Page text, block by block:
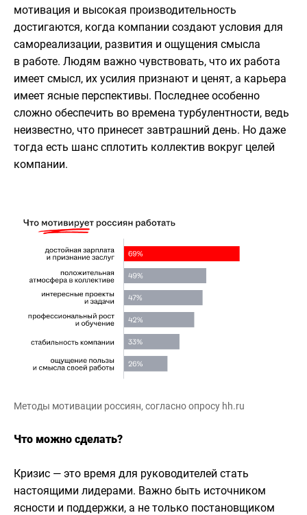
мотивация и высокая производительность
достигаются, когда компании создают условия для
самореализации, развития и ощущения смысла
в работе. Людям важно чувствовать, что их работа
имеет смысл, их усилия признают и ценят, а карьера
имеет ясные перспективы. Последнее особенно
сложно обеспечить во времена турбулентности, ведь
неизвестно, что принесет завтрашний день. Но даже
тогда есть шанс сплотить коллектив вокруг целей
компании.
Методы мотивации россиян, согласно опросу hh.ru
Что можно сделать?
Кризис — это время для руководителей стать
настоящими лидерами. Важно быть источником
ясности и поддержки, а не только постановщиком